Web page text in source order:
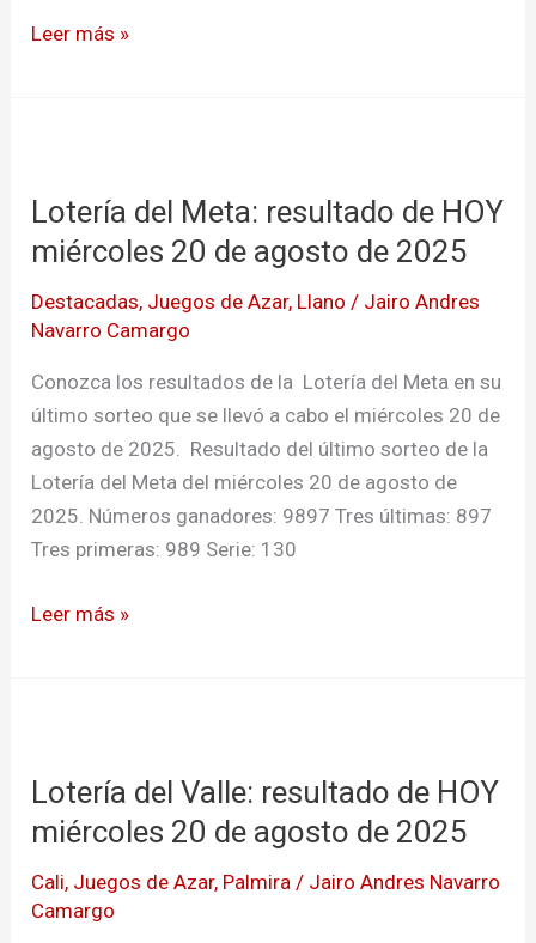
Leer más »
Lotería del Meta: resultado de HOY
miércoles 20 de agosto de 2025
Destacadas, Juegos de Azar, Llano / Jairo Andres
Navarro Camargo
Conozca los resultados de la Lotería del Meta en su
último sorteo que se llevó a cabo el miércoles 20 de
agosto de 2025. Resultado del último sorteo de la
Lotería del Meta del miércoles 20 de agosto de
2025. Números ganadores: 9897 Tres últimas: 897
Tres primeras: 989 Serie: 130
Meta:
resultado
HOY
miércoles
20
de
agosto
de
2025
Leer más »
Lotería del Valle: resultado de HOY
miércoles 20 de agosto de 2025
Cali, Juegos de Azar, Palmira / Jairo Andres Navarro
Camargo
Valle:
resultado
HOY
miércoles